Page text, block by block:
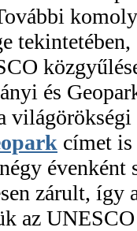
és
címet
évenként
zárult, így
az